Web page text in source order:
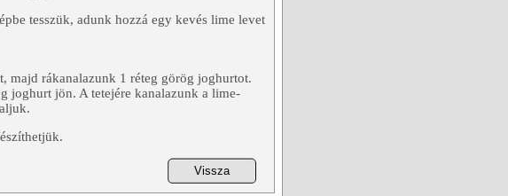
tesszük, adunk hozzá egy kevés lime levet
majd rákanalazunk 1 réteg görög joghurtot.
joghurt jön. A tetejére kanalazunk a lime-